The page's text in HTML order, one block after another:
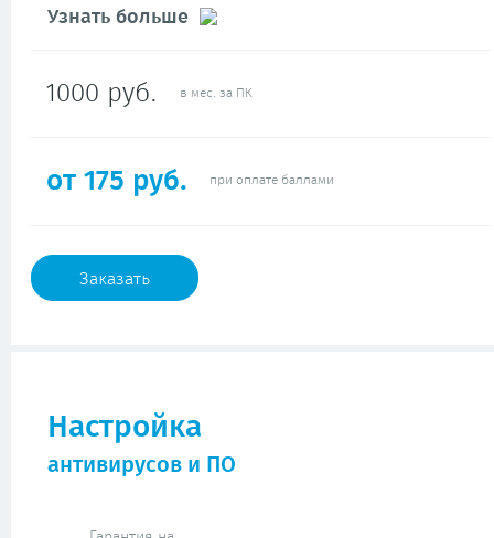
Узнать больше
1000 руб. в мес. за ПК
от 175 руб. при оплате баллами
Заказать
Настройка
антивирусов и ПО